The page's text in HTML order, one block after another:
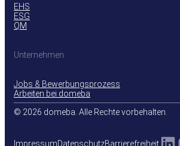
EHS
ESG
QM
Unternehmen
Jobs & Bewerbungsprozess
Arbeiten bei domeba
© 2026 domeba. Alle Rechte vorbehalten.
ImpressumDatenschutzBarrierefreiheit